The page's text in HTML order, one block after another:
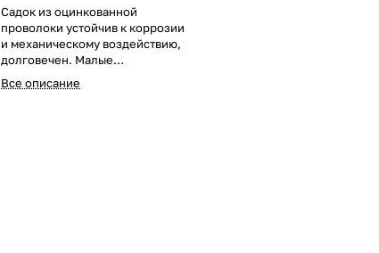
Садок из оцинкованной
проволоки устойчив к коррозии
и механическому воздействию,
долговечен. Малые
транспортировочные габариты.
Не впитывает запахи и влагу!
Все описание